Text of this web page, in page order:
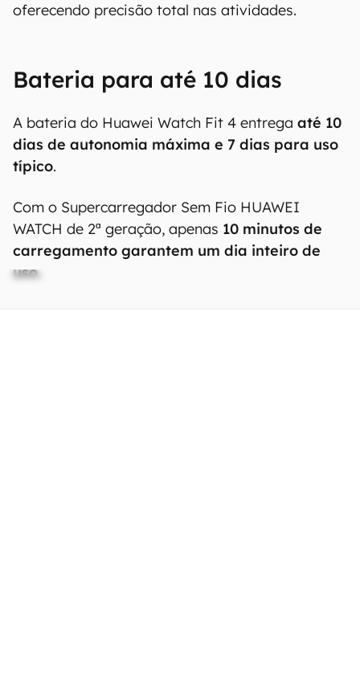
oferecendo precisão total nas atividades.
Bateria para até 10 dias
A bateria do Huawei Watch Fit 4 entrega até 10
dias de autonomia máxima e 7 dias para uso
típico.
Com o Supercarregador Sem Fio HUAWEI
WATCH de 2ª geração, apenas 10 minutos de
carregamento garantem um dia inteiro de
uso.